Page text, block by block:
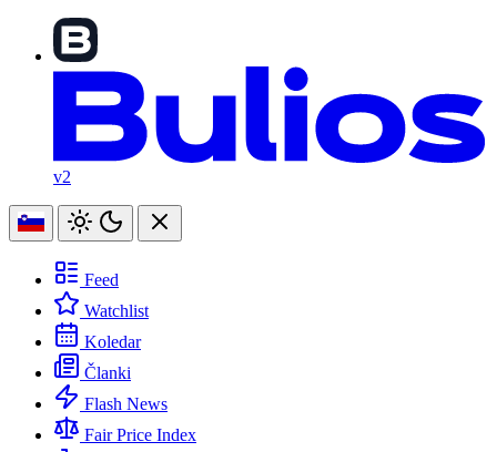
v2
Feed
Watchlist
Koledar
Članki
Flash News
Fair Price Index